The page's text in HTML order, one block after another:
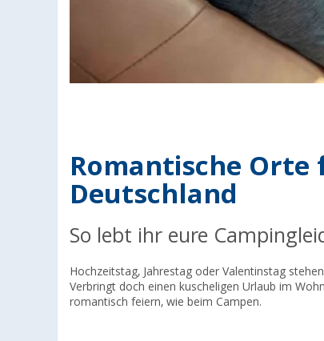
Romantische
Deutschland
So lebt ihr eure
Hochzeitstag, Jahrestag oder Valentinstag
Verbringt doch einen kuscheligen Urlaub im
romantisch feiern, wie beim Campen.